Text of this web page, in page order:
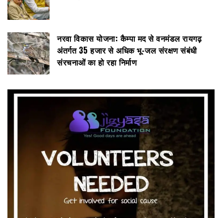
नरवा विकास योजना: कैम्पा मद से वनमंडल रायगढ़
अंतर्गत 35 हजार से अधिक भू-जल संरक्षण संबंधी
संरचनाओं का हो रहा निर्माण